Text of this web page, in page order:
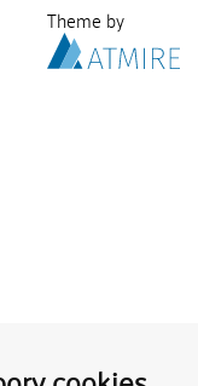
Theme by